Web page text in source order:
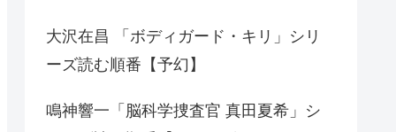
大沢在昌 「ボディガード・キリ」シリ
ーズ読む順番【予幻】
鳴神響一「脳科学捜査官 真田夏希」シ